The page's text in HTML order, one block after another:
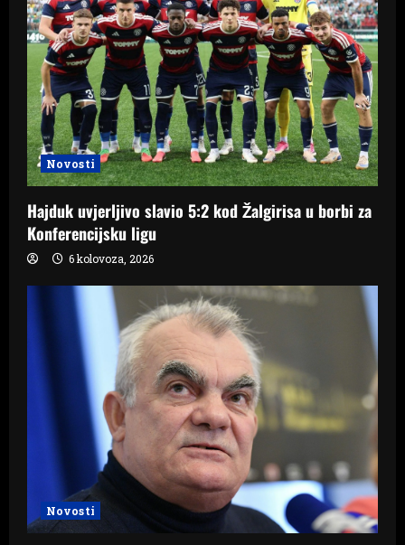
Novosti
Hajduk uvjerljivo slavio 5:2 kod Žalgirisa u borbi za
Konferencijsku ligu
6 kolovoza, 2026
Novosti